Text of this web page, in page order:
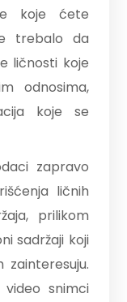
koje ćete
trebalo da
ličnosti koje
odnosima,
koje se
zapravo
ličnih
prilikom
sadržaji koji
snimci